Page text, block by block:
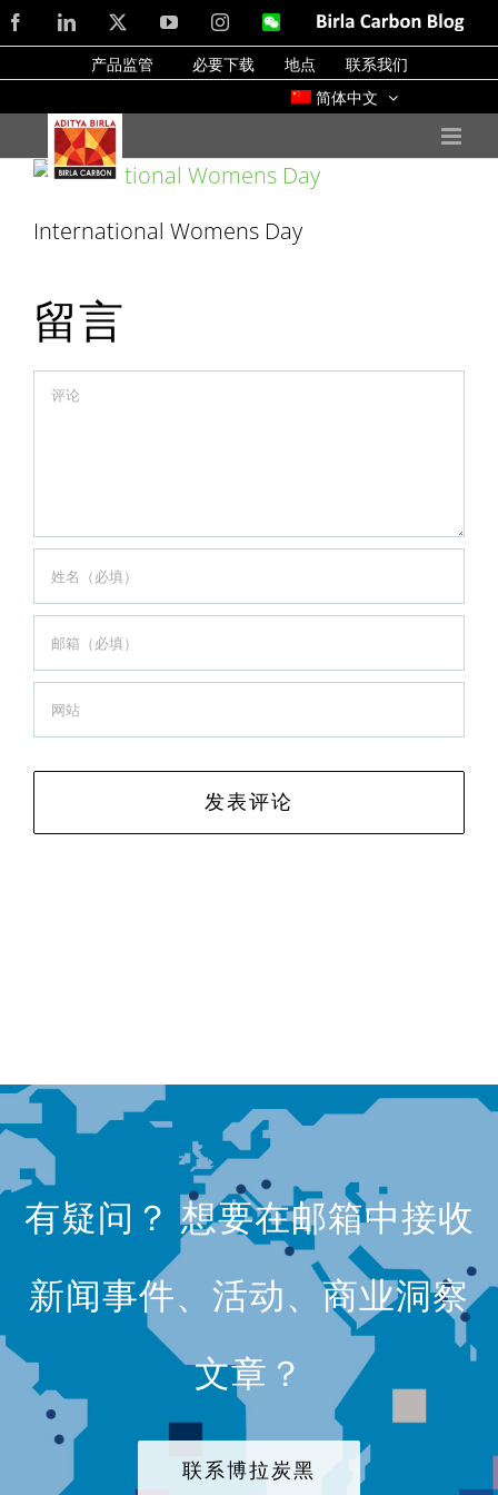
Skip
to
content
FacebookLinkedIn YouTubeInstagramWeChatBirla
Blog
产品监管 必要下载 地点
联系我们
简体中文
International Womens Day
留言
Comment
有疑问？ 想要在邮箱中接收
新闻事件、活动、商业洞察
文章？
联系博拉炭黑